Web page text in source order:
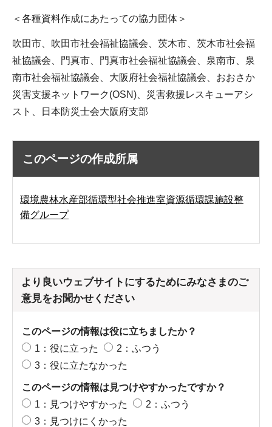
＜各種資料作成にあたっての協力団体＞
吹田市、吹田市社会福祉協議会、茨木市、茨木市社会福
祉協議会、門真市、門真市社会福祉協議会、泉南市、泉
南市社会福祉協議会、大阪府社会福祉協議会、おおさか
災害支援ネットワーク(OSN)、災害救援レスキューアシ
スト、日本防災士会大阪府支部
このページの作成所属
環境農林水産部循環型社会推進室資源循環課施設整
備グループ
より良いウェブサイトにするためにみなさまのご
意見をお聞かせください
このページの情報は役に立ちましたか？
1：役に立った
2：ふつう
3：役に立たなかった
このページの情報は見つけやすかったですか？
1：見つけやすかった
2：ふつう
3：見つけにくかった